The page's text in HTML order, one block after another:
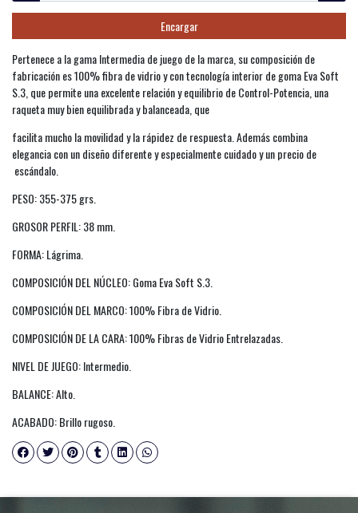
Encargar
Pertenece a la gama Intermedia de juego de la marca, su composición de
fabricación es 100% fibra de vidrio y con tecnología interior de goma Eva Soft
S.3, que permite una excelente relación y equilibrio de Control-Potencia, una
raqueta muy bien equilibrada y balanceada, que
facilita mucho la movilidad y la rápidez de respuesta. Además combina
elegancia con un diseño diferente y especialmente cuidado y un precio de
escándalo.
PESO: 355-375 grs.
GROSOR PERFIL: 38 mm.
FORMA: Lágrima.
COMPOSICIÓN DEL NÚCLEO: Goma Eva Soft S.3.
COMPOSICIÓN DEL MARCO: 100% Fibra de Vidrio.
COMPOSICIÓN DE LA CARA: 100% Fibras de Vidrio Entrelazadas.
NIVEL DE JUEGO: Intermedio.
BALANCE: Alto.
ACABADO: Brillo rugoso.